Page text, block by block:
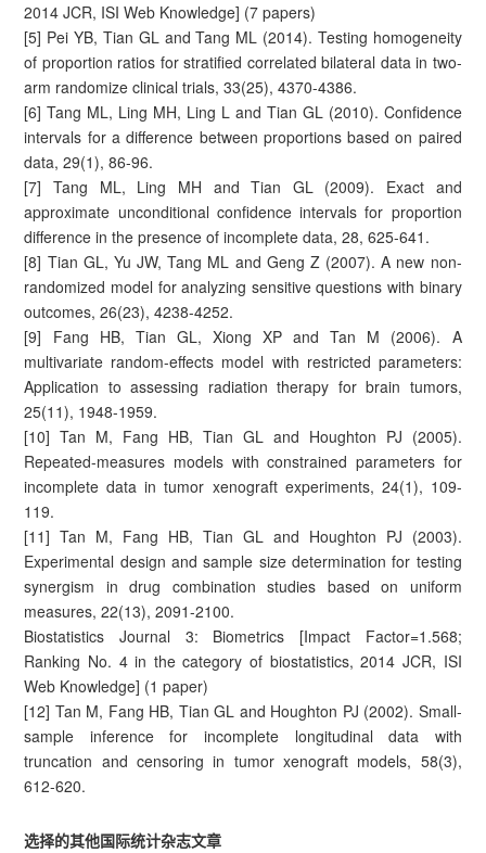
2014 JCR, ISI Web Knowledge] (7 papers)
[5] Pei YB, Tian GL and Tang ML (2014). Testing homogeneity
of proportion ratios for stratified correlated bilateral data in two-
arm randomize clinical trials, 33(25), 4370-4386.
[6] Tang ML, Ling MH, Ling L and Tian GL (2010). Confidence
intervals for a difference between proportions based on paired
data, 29(1), 86-96.
[7] Tang ML, Ling MH and Tian GL (2009). Exact and
approximate unconditional confidence intervals for proportion
difference in the presence of incomplete data, 28, 625-641.
[8] Tian GL, Yu JW, Tang ML and Geng Z (2007). A new non-
randomized model for analyzing sensitive questions with binary
outcomes, 26(23), 4238-4252.
[9] Fang HB, Tian GL, Xiong XP and Tan M (2006). A
multivariate random-effects model with restricted parameters:
Application to assessing radiation therapy for brain tumors,
25(11), 1948-1959.
[10] Tan M, Fang HB, Tian GL and Houghton PJ (2005).
Repeated-measures models with constrained parameters for
incomplete data in tumor xenograft experiments, 24(1), 109-
119.
[11] Tan M, Fang HB, Tian GL and Houghton PJ (2003).
Experimental design and sample size determination for testing
synergism in drug combination studies based on uniform
measures, 22(13), 2091-2100.
Biostatistics Journal 3: Biometrics [Impact Factor=1.568;
Ranking No. 4 in the category of biostatistics, 2014 JCR, ISI
Web Knowledge] (1 paper)
[12] Tan M, Fang HB, Tian GL and Houghton PJ (2002). Small-
sample inference for incomplete longitudinal data with
truncation and censoring in tumor xenograft models, 58(3),
612-620.
选择的其他国际统计杂志文章